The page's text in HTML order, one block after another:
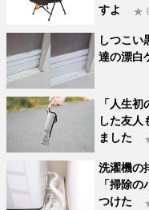
すよ ★
しつこい
達の漂白
「人生
した友人
ました
洗濯機の
「掃除
つけた